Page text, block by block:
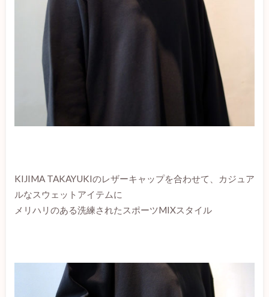
KIJIMA TAKAYUKIのレザーキャップを合わせて、カジュア
ルなスウェットアイテムに
メリハリのある洗練されたスポーツMIXスタイル